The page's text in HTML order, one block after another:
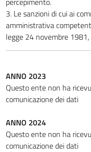
3. Le sanzioni di cui ai
amministrativa
legge 24 novembre
ANNO 2023
Questo ente non ha
comunicazione dei dati
ANNO 2024
Questo ente non ha
comunicazione dei dati